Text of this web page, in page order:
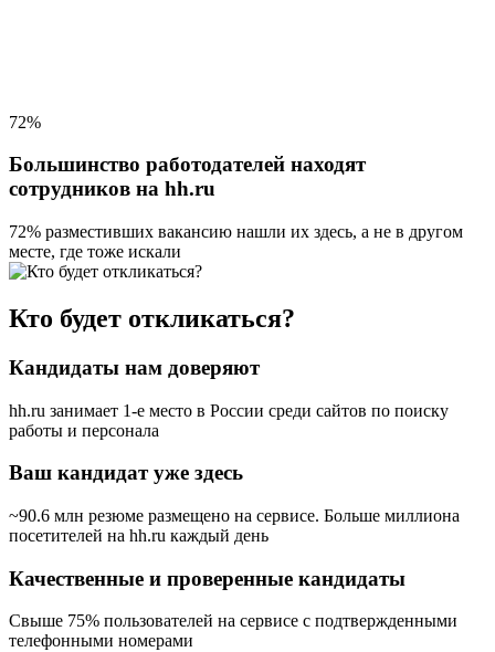
72%
Большинство работодателей находят
сотрудников на hh.ru
72% разместивших вакансию нашли их здесь, а не в другом
месте, где тоже искали
Кто будет откликаться?
Кандидаты нам доверяют
hh.ru занимает 1-е место в России среди сайтов по поиску
работы и персонала
Ваш кандидат уже здесь
~90.6 млн резюме размещено на сервисе. Больше миллиона
посетителей на hh.ru каждый день
Качественные и проверенные кандидаты
Свыше 75% пользователей на сервисе с подтвержденными
телефонными номерами